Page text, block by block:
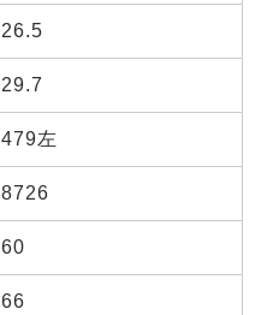
26.5
29.7
479左
8726
60
66